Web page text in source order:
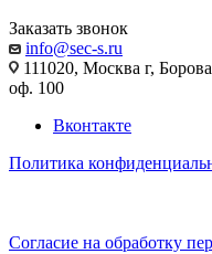
Заказать звонок
info@sec-s.ru
111020, Москва г,
оф. 100
Вконтакте
Политика
Согласие на обработку